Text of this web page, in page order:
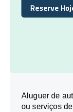
Reserve
Reserve
Aluguer de
ou serviços